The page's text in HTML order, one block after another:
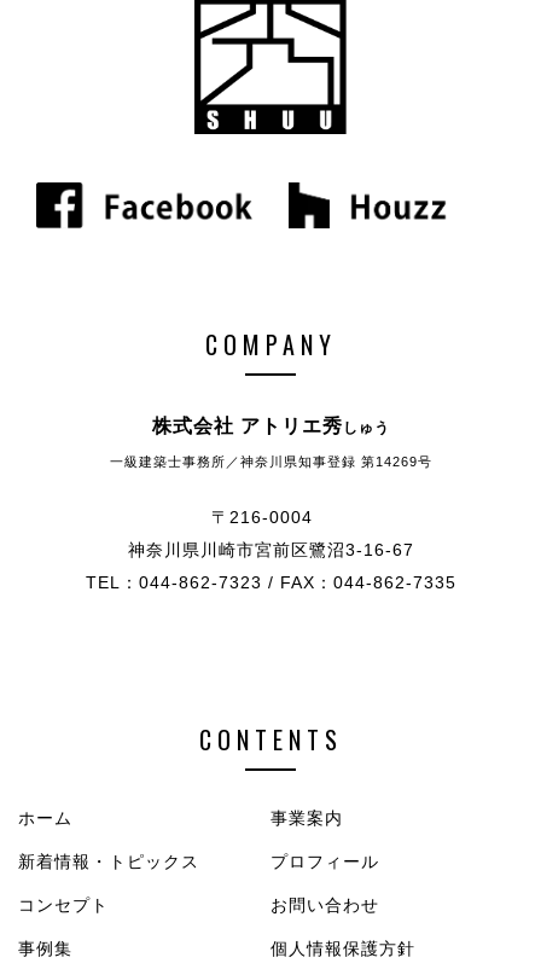
COMPANY
株式会社 アトリエ秀 しゅう
一級建築士事務所／神奈川県知事登録 第14269号
〒216-0004
神奈川県川崎市宮前区鷺沼3-16-67
TEL：044-862-7323 / FAX：044-862-7335
CONTENTS
ホーム
新着情報・トピックス
コンセプト
事例集
事業案内
プロフィール
お問い合わせ
個人情報保護方針